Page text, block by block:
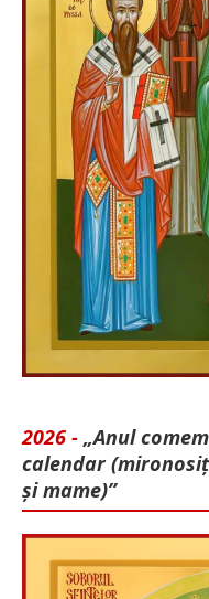
2026 - „Anul
calendar
și mame)”